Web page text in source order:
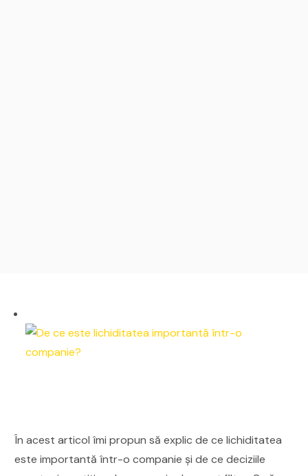
În acest articol îmi propun să explic de ce lichiditatea
este importantă într-o companie și de ce deciziile